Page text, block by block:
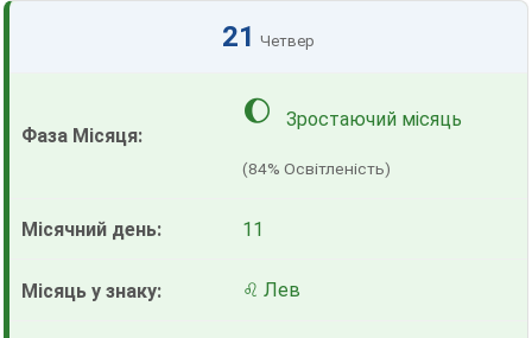
21 Четвер
🌔 Зростаючий місяць
(84% Освітленість)
11
♌ Лев